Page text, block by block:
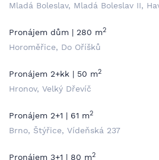
Mladá Boleslav, Mladá Boleslav II,
Pronájem dům | 280 m2
Horoměřice, Do Oříšků
Pronájem 2+kk | 50 m2
Hronov, Velký Dřevíč
Pronájem 2+1 | 61 m2
Brno, Štýřice, Vídeňská 237
Pronájem 3+1 | 80 m2